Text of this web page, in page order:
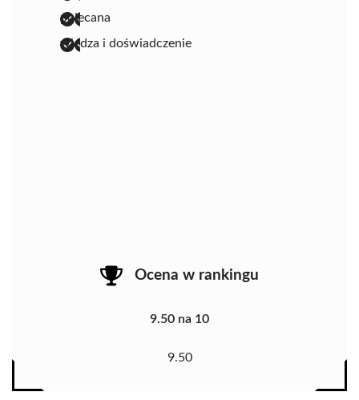
polecana
wiedza i doświadczenie
Ocena w rankingu
9.50 na 10
9.50